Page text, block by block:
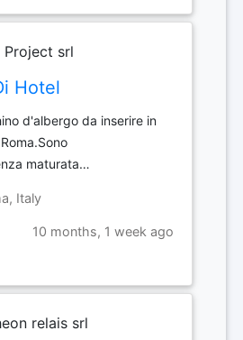
Project srl
Hotel
d'albergo da inserire in
maturata…
Italy
10 months, 1 week ago
relais srl